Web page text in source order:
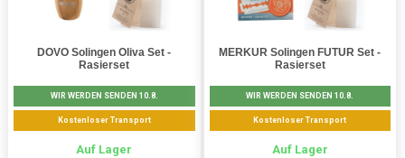
DOVO Solingen Oliva Set -
Rasierset
WIR WERDEN SENDEN 10.8.
Kostenloser Transport
Auf Lager
MERKUR Solingen FUTUR Set -
Rasierset
WIR WERDEN SENDEN 10.8.
Kostenloser Transport
Auf Lager